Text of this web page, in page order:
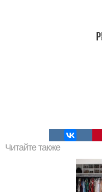
Читайте также